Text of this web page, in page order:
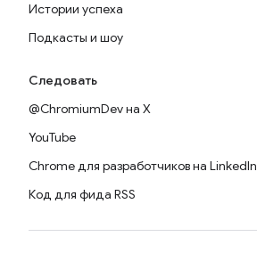
Истории успеха
Подкасты и шоу
Следовать
@ChromiumDev на X
YouTube
Chrome для разработчиков на LinkedIn
Код для фида RSS